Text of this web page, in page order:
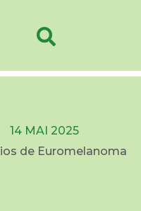
14 MAI 2025
de Euromelanoma